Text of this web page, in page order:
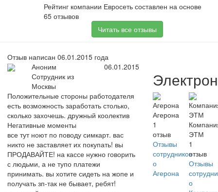
Рейтинг компании Евросеть составлен на основе
65 отзывов
Читать все отзывы
Отзыв написан 06.01.2015 года
Аноним
Сотрудник из
Москвы
06.01.2015
Положительные стороны работодателя
есть возможность заработать столько,
сколько захочешь. дружный коолектив
Негативные моменты
все тут ноют по поводу симкарт. вас
никто не заставляет их покупать! вы
ПРОДАВАЙТЕ! на кассе нужно говорить
с людьми, а не тупо платежи
принимать. вы хотите сидеть на жопе и
получать зп-так не бывает, ребят!
Агерона
1
отзыв
Отзывы
сотрудников
о
Агерона
ЭТМ
1
отзыв
Отзывы
о